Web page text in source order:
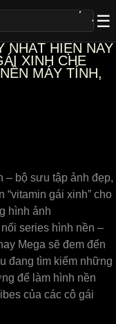
NHẤT HIỆN NAY
XINH CHE
MÁY TÍNH,
– bộ sưu tập ảnh đẹp,
“vitamin gái xinh” cho
hình ảnh
series hình nền –
Mega sẽ đem đến
đang tìm kiếm những
để làm hình nền
của các cô gái